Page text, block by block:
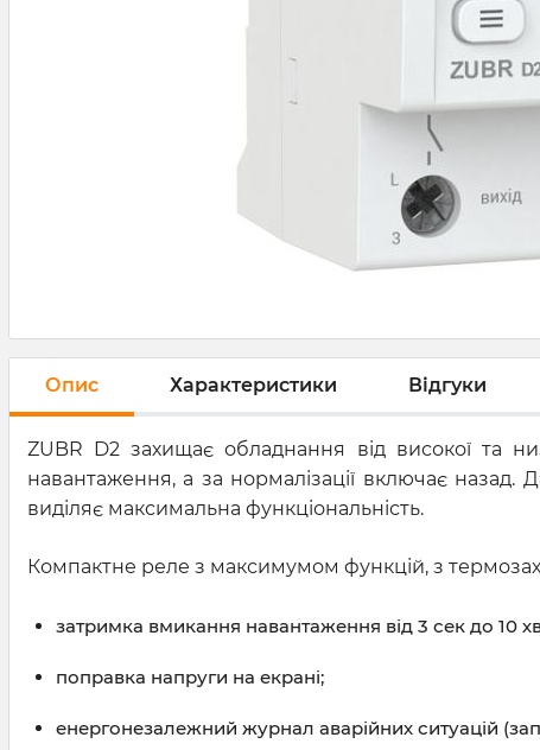
Опис Характеристики Відгуки
ZUBR D2 захищає обладнання від високої та
навантаження, а за нормалізації включає назад.
виділяє максимальна функціональність.
Компактне реле з максимумом функцій, з
затримка вмикання навантаження від 3 сек до 10
поправка напруги на екрані;
енергонезалежний журнал аварійних ситуацій